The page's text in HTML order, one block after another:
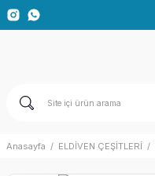
Anasayfa ELDİVEN ÇEŞİTLERİ